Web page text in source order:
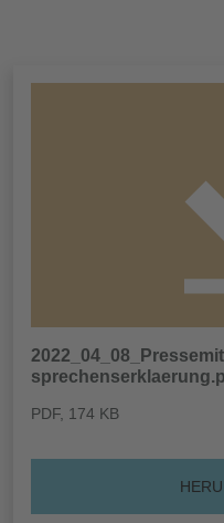
PDF, 174 KB